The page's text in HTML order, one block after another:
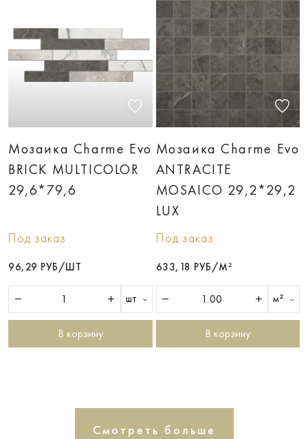
Мозаика Charme Evo
BRICK MULTICOLOR
29,6*79,6
Под заказ
96,29 РУБ/ШТ
шт
В корзину
Мозаика Charme Evo
ANTRACITE
MOSAICO 29,2*29,2
LUX
Под заказ
633,18 РУБ/М²
м²
В корзину
Смотреть больше